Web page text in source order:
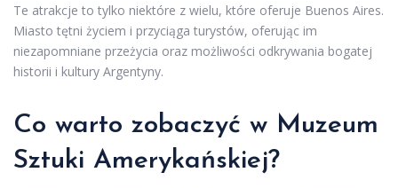
Te atrakcje to tylko niektóre z wielu, które oferuje Buenos Aires.
Miasto tętni życiem i przyciąga turystów, oferując im
niezapomniane przeżycia oraz możliwości odkrywania bogatej
historii i kultury Argentyny.
Co warto zobaczyć w Muzeum
Sztuki Amerykańskiej?